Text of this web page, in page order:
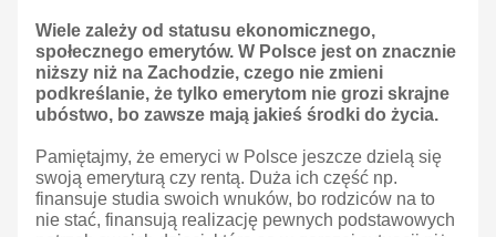
Wiele zależy od statusu ekonomicznego,
społecznego emerytów. W Polsce jest on znacznie
niższy niż na Zachodzie, czego nie zmieni
podkreślanie, że tylko emerytom nie grozi skrajne
ubóstwo, bo zawsze mają jakieś środki do życia.
Pamiętajmy, że emeryci w Polsce jeszcze dzielą się
swoją emeryturą czy rentą. Duża ich część np.
finansuje studia swoich wnuków, bo rodziców na to
nie stać, finansują realizację pewnych podstawowych